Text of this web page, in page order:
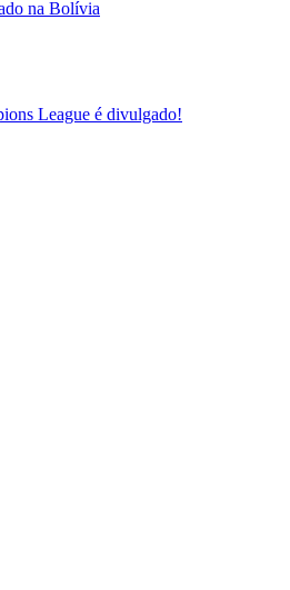
na Bolívia
League é divulgado!